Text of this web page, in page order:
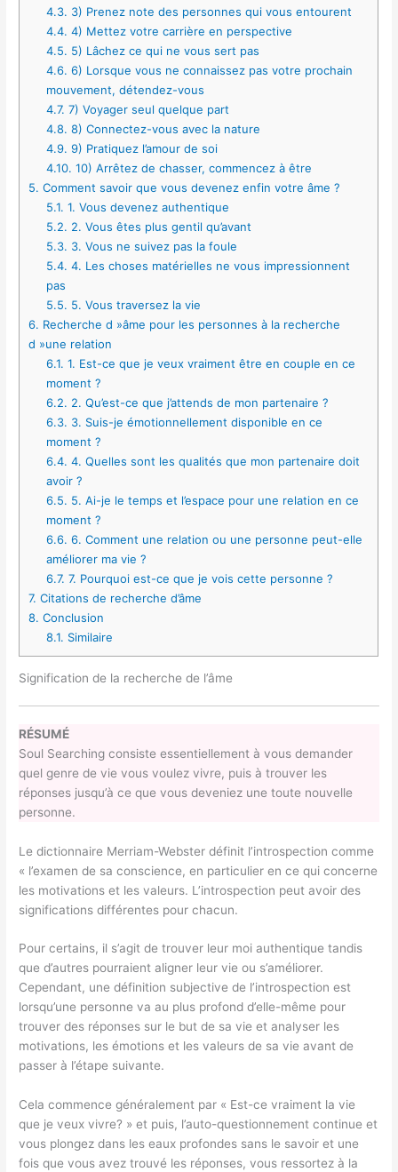
4.3. 3) Prenez note des personnes qui vous entourent
4.4. 4) Mettez votre carrière en perspective
4.5. 5) Lâchez ce qui ne vous sert pas
4.6. 6) Lorsque vous ne connaissez pas votre prochain
mouvement, détendez-vous
4.7. 7) Voyager seul quelque part
4.8. 8) Connectez-vous avec la nature
4.9. 9) Pratiquez l’amour de soi
4.10. 10) Arrêtez de chasser, commencez à être
5. Comment savoir que vous devenez enfin votre âme ?
5.1. 1. Vous devenez authentique
5.2. 2. Vous êtes plus gentil qu’avant
5.3. 3. Vous ne suivez pas la foule
5.4. 4. Les choses matérielles ne vous impressionnent
pas
5.5. 5. Vous traversez la vie
6. Recherche d »âme pour les personnes à la recherche
d »une relation
6.1. 1. Est-ce que je veux vraiment être en couple en ce
moment ?
6.2. 2. Qu’est-ce que j’attends de mon partenaire ?
6.3. 3. Suis-je émotionnellement disponible en ce
moment ?
6.4. 4. Quelles sont les qualités que mon partenaire doit
avoir ?
6.5. 5. Ai-je le temps et l’espace pour une relation en ce
moment ?
6.6. 6. Comment une relation ou une personne peut-elle
améliorer ma vie ?
6.7. 7. Pourquoi est-ce que je vois cette personne ?
7. Citations de recherche d’âme
8. Conclusion
8.1. Similaire
Signification de la recherche de l’âme
RÉSUMÉ
Soul Searching consiste essentiellement à vous demander
quel genre de vie vous voulez vivre, puis à trouver les
réponses jusqu’à ce que vous deveniez une toute nouvelle
personne.
Le dictionnaire Merriam-Webster définit l’introspection comme
« l’examen de sa conscience, en particulier en ce qui concerne
les motivations et les valeurs. L’introspection peut avoir des
significations différentes pour chacun.
Pour certains, il s’agit de trouver leur moi authentique tandis
que d’autres pourraient aligner leur vie ou s’améliorer.
Cependant, une définition subjective de l’introspection est
lorsqu’une personne va au plus profond d’elle-même pour
trouver des réponses sur le but de sa vie et analyser les
motivations, les émotions et les valeurs de sa vie avant de
passer à l’étape suivante.
Cela commence généralement par « Est-ce vraiment la vie
que je veux vivre? » et puis, l’auto-questionnement continue et
vous plongez dans les eaux profondes sans le savoir et une
fois que vous avez trouvé les réponses, vous ressortez à la